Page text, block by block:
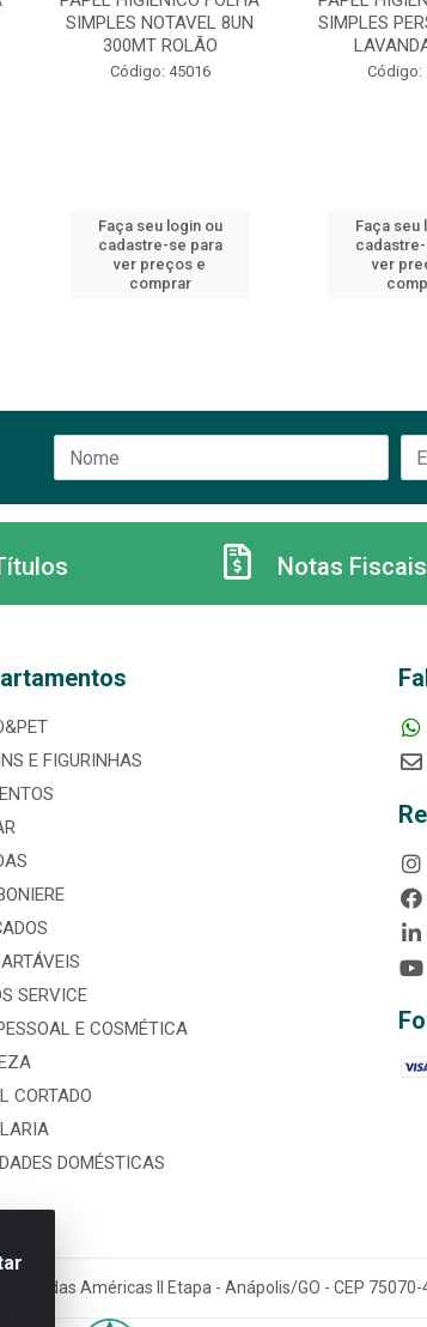
SIMPLES NOTAVEL 8UN
300MT ROLÃO
Código: 45016
Faça seu login ou
cadastre-se para
ver preços e
comprar
SIMPLES
Código:
Faça seu
ver
Notas Fiscais
E FIGURINHAS
SERVICE
E COSMÉTICA
CORTADO
DOMÉSTICAS
das Américas II Etapa - Anápolis/GO - CEP